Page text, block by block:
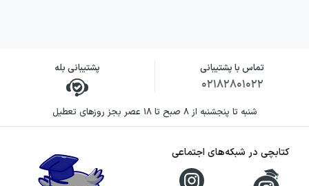
تماس با پشتیبانی
۰۲۱۸۲۸۰۱۰۲۲
پشتیبانی بله
شنبه تا پنجشنبه از ۸ صبح تا ۱۸ عصر بجز روزهای تعطیل
کتابچی در شبکه‌های اجتماعی